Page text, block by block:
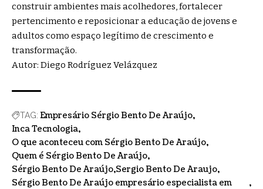
construir ambientes mais acolhedores, fortalecer
pertencimento e reposicionar a educação de jovens e
adultos como espaço legítimo de crescimento e
transformação.
Autor: Diego Rodríguez Velázquez
TAG: Empresário Sérgio Bento De Araújo
Inca Tecnologia
O que aconteceu com Sérgio Bento De Araújo
Quem é Sérgio Bento De Araújo
Sérgio Bento De Araújo Sergio Bento De Araujo
Sérgio Bento De Araújo empresário especialista em